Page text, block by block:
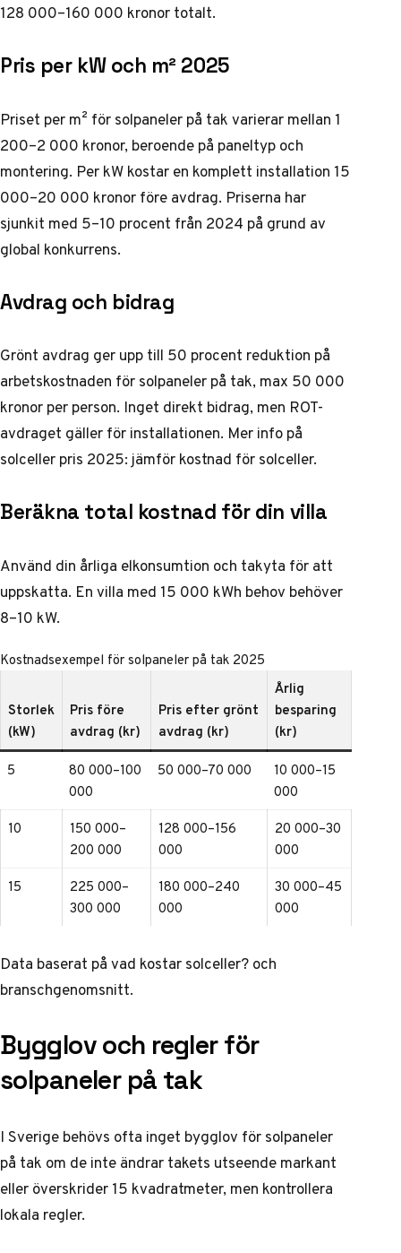
128 000–160 000 kronor totalt.
Pris per kW och m² 2025
Priset per m² för solpaneler på tak varierar mellan 1
200–2 000 kronor, beroende på paneltyp och
montering. Per kW kostar en komplett installation 15
000–20 000 kronor före avdrag. Priserna har
sjunkit med 5–10 procent från 2024 på grund av
global konkurrens.
Avdrag och bidrag
Grönt avdrag ger upp till 50 procent reduktion på
arbetskostnaden för solpaneler på tak, max 50 000
kronor per person. Inget direkt bidrag, men ROT-
avdraget gäller för installationen. Mer info på
solceller pris 2025: jämför kostnad för solceller.
Beräkna total kostnad för din villa
Använd din årliga elkonsumtion och takyta för att
uppskatta. En villa med 15 000 kWh behov behöver
8–10 kW.
Kostnadsexempel för solpaneler på tak 2025
Storlek
(kW)
Pris före
avdrag (kr)
Pris efter grönt
avdrag (kr)
Årlig
besparing
(kr)
5
80 000–100
000
50 000–70 000
10 000–15
000
10
150 000–
200 000
128 000–156
000
20 000–30
000
15
225 000–
300 000
180 000–240
000
30 000–45
000
Data baserat påvad kostar solceller?och
branschgenomsnitt.
Bygglov och regler för
solpaneler på tak
I Sverige behövs ofta inget bygglov för solpaneler
på tak om de inte ändrar takets utseende markant
eller överskrider 15 kvadratmeter, men kontrollera
lokala regler.